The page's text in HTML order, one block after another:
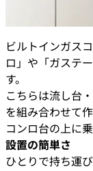
ビルトインガス
ロ」や「ガステ
す。
こちらは流し台
を組み合わせて
コンロ台の上に
設置の簡単さ
ひとりで持ち運